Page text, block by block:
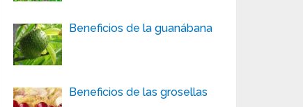
Beneficios de la guanábana
Beneficios de las grosellas